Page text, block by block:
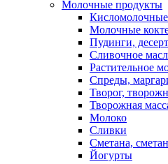
Молочные продукты
Молочные
Пудинги,
Сливочное
Растительное
Спреды,
Творог,
Творожная
Молоко
Сливки
Сметана,
Йогурты